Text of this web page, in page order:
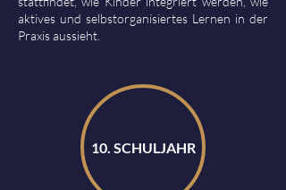
aktives und selbstorganisiertes Lernen in der
Praxis aussieht.
10. SCHULJAHR